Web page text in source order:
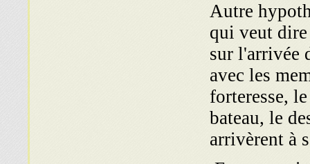
Autre
qui veut
sur l'arrivée
avec les
forteresse,
bateau, le
arrivèrent à